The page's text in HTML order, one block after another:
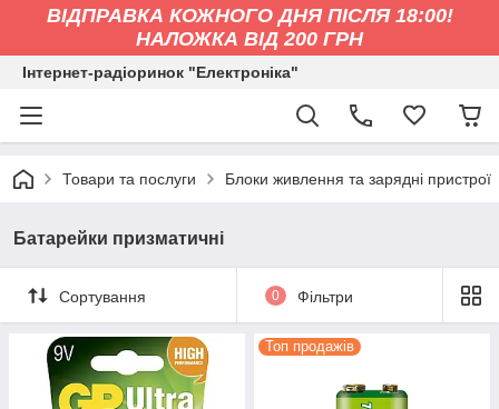
ВІДПРАВКА КОЖНОГО ДНЯ ПІСЛЯ 18:00!
НАЛОЖКА ВІД 200 ГРН
Інтернет-радіоринок "Електроніка"
Товари та послуги Блоки живлення та зарядні пристрої
Батарейки призматичні
Сортування 0 Фільтри
Топ продажів